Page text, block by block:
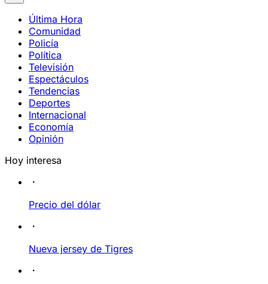
Última Hora
Comunidad
Policía
Política
Televisión
Espectáculos
Tendencias
Deportes
Internacional
Economía
Opinión
Hoy interesa
Precio del dólar
Nueva jersey de Tigres